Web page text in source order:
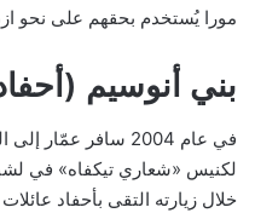
مورا يُستخدم بحقهم على نحو
بني أنوسيم
في عام 2004 سافر
لكنيس «شعاري تيكفاه» في
خلال زيارته التقى بأحفاد